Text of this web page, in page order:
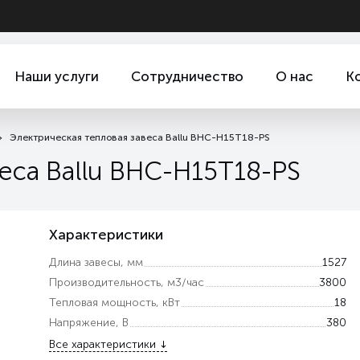
Наши услуги Сотрудничество О нас
Электрическая тепловая завеса Ballu BHC-H15T18-PS
Ballu BHC-H15T18-PS
Характеристики
Длина завесы, мм
1527
Производительность, м3/час
3800
Тепловая мощность, кВт
18
Напряжение, В
380
Все характеристики